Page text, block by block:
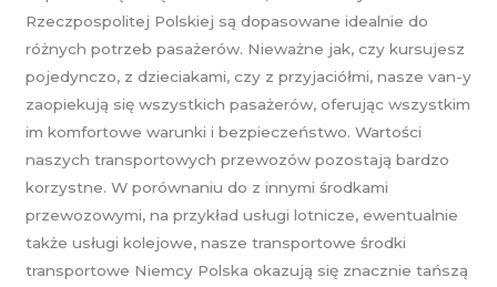
Rzeczpospolitej Polskiej są dopasowane idealnie do
różnych potrzeb pasażerów. Nieważne jak, czy kursujesz
pojedynczo, z dzieciakami, czy z przyjaciółmi, nasze van-y
zaopiekują się wszystkich pasażerów, oferując wszystkim
im komfortowe warunki i bezpieczeństwo. Wartości
naszych transportowych przewozów pozostają bardzo
korzystne. W porównaniu do z innymi środkami
przewozowymi, na przykład usługi lotnicze, ewentualnie
także usługi kolejowe, nasze transportowe środki
transportowe Niemcy Polska okazują się znacznie tańszą